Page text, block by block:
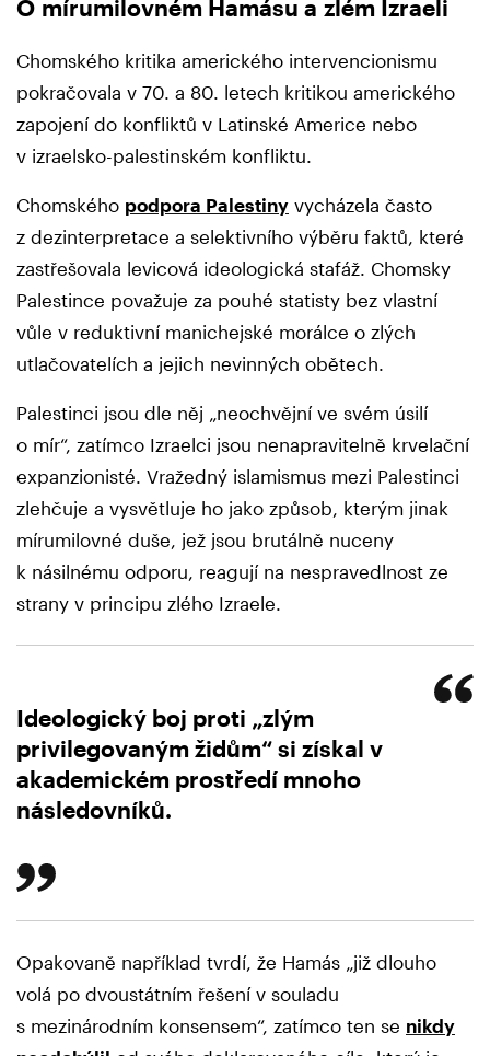
O mírumilovném Hamásu a zlém Izraeli
Chomského kritika amerického intervencionismu
pokračovala v 70. a 80. letech kritikou amerického
zapojení do konfliktů v Latinské Americe nebo
v izraelsko-palestinském konfliktu.
Chomského podpora Palestiny vycházela často
z dezinterpretace a selektivního výběru faktů, které
zastřešovala levicová ideologická stafáž. Chomsky
Palestince považuje za pouhé statisty bez vlastní
vůle v reduktivní manichejské morálce o zlých
utlačovatelích a jejich nevinných obětech.
Palestinci jsou dle něj „neochvějní ve svém úsilí
o mír“, zatímco Izraelci jsou nenapravitelně krvelační
expanzionisté. Vražedný islamismus mezi Palestinci
zlehčuje a vysvětluje ho jako způsob, kterým jinak
mírumilovné duše, jež jsou brutálně nuceny
k násilnému odporu, reagují na nespravedlnost ze
strany v principu zlého Izraele.
Ideologický boj proti „zlým
privilegovaným židům“ si získal v
akademickém prostředí mnoho
následovníků.
Opakovaně například tvrdí, že Hamás „již dlouho
volá po dvoustátním řešení v souladu
s mezinárodním konsensem“, zatímco ten se nikdy